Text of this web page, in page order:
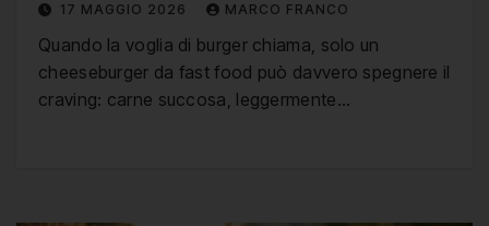
17 MAGGIO 2026 MARCO FRANCO
Quando la voglia di burger chiama, solo un
cheeseburger da fast food può davvero spegnere il
craving: carne succosa, leggermente…